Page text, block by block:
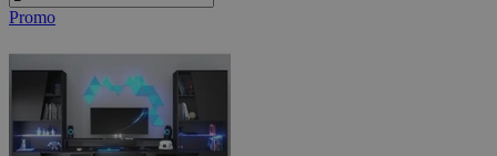
Promo